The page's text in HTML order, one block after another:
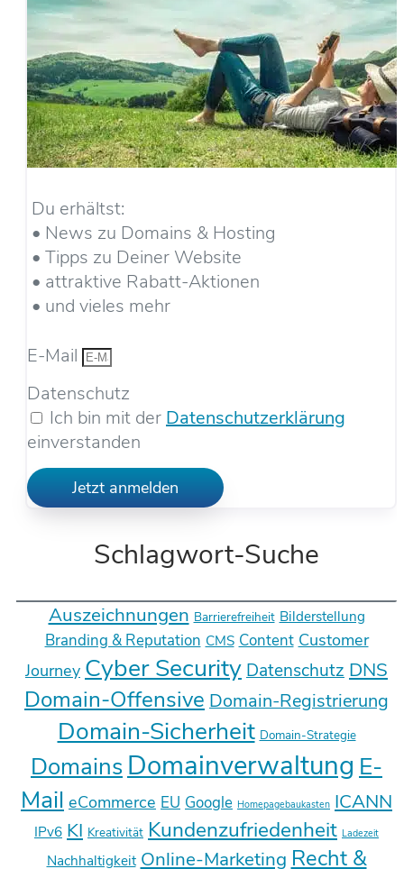
Du erhältst:
• News zu Domains & Hosting
• Tipps zu Deiner Website
• attraktive Rabatt-Aktionen
• und vieles mehr
E-Mail
Datenschutz
Ich bin mit derDatenschutzerklärung
einverstanden
Jetzt anmelden
Schlagwort-Suche
Auszeichnungen Barrierefreiheit Bilderstellung
Branding & Reputation CMS Content Customer
Journey Cyber SecurityDatenschutz DNS
Domain-Offensive Domain-Registrierung
Domain-Sicherheit Domain-Strategie
Domains Domainverwaltung E-
Mail eCommerce EU Google Homepagebaukasten ICANN
IPv6 KI Kreativität Kundenzufriedenheit Ladezeit
Nachhaltigkeit Online-Marketing Recht &